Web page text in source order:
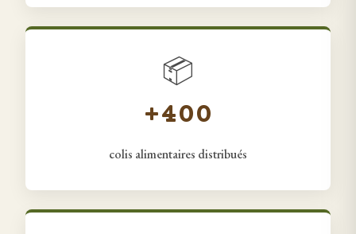
📦
+400
colis alimentaires distribués